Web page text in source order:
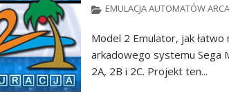
EMULACJA AUTOMATÓW
Model 2 Emulator, jak
arkadowego systemu Sega
2A, 2B i 2C. Projekt ten...